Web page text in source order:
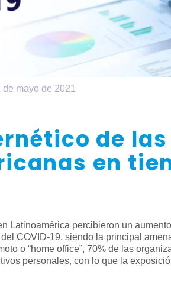
de mayo de 2021
de
en
Latinoamérica percibieron un
COVID-19, siendo la principal
o “home office”, 70% de las
personales, con lo que la